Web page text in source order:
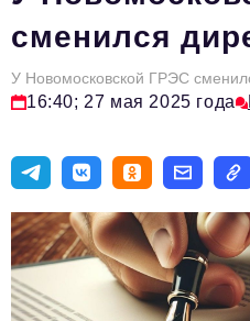
HR
Персона номера
Технологии и тренды
Импортозамещение
Мероприятия
сменился
У Новомосковской ГРЭС
16:40; 27 мая 2025 года